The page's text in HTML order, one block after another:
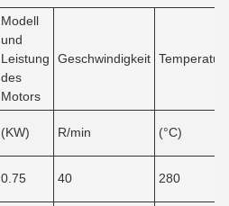
Modell
und
Leistung
des
Motors
Geschwindigkeit Temperatur
(KW) R/min (°C)
0.75 40 280